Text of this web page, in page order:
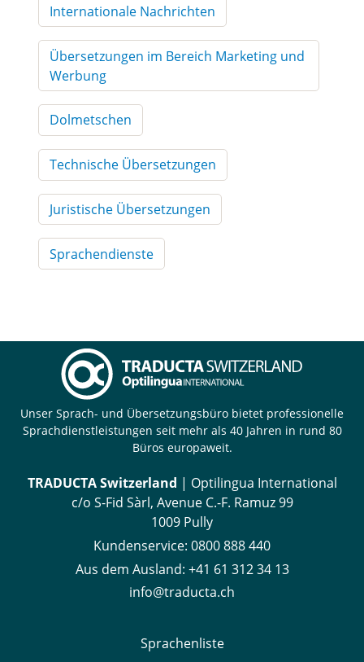
Internationale Nachrichten
Übersetzungen im Bereich Marketing und
Werbung
Dolmetschen
Technische Übersetzungen
Juristische Übersetzungen
Sprachendienste
Unser Sprach- und Übersetzungsbüro bietet professionelle
Sprachdienstleistungen seit mehr als 40 Jahren in rund 80
Büros europaweit.
TRADUCTA Switzerland | Optilingua International
c/o S-Fid Sàrl, Avenue C.-F. Ramuz 99
1009 Pully
Kundenservice: 0800 888 440
Aus dem Ausland: +41 61 312 34 13
info@traducta.ch
Sprachenliste